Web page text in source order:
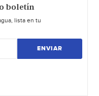
boletín
lista en tu
ENVIAR